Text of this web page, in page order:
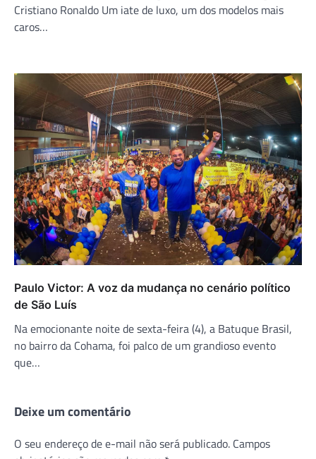
Cristiano Ronaldo Um iate de luxo, um dos modelos mais
caros…
Paulo Victor: A voz da mudança no cenário político
de São Luís
Na emocionante noite de sexta-feira (4), a Batuque Brasil,
no bairro da Cohama, foi palco de um grandioso evento
que…
Deixe um comentário
O seu endereço de e-mail não será publicado. Campos